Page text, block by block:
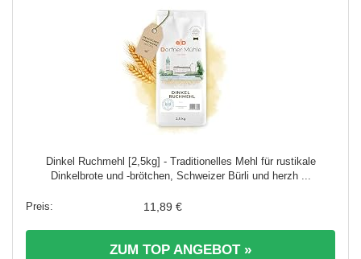
Dinkel Ruchmehl [2,5kg] - Traditionelles Mehl für rustikale
Dinkelbrote und -brötchen, Schweizer Bürli und herzh ...
11,89 €
ZUM TOP ANGEBOT »